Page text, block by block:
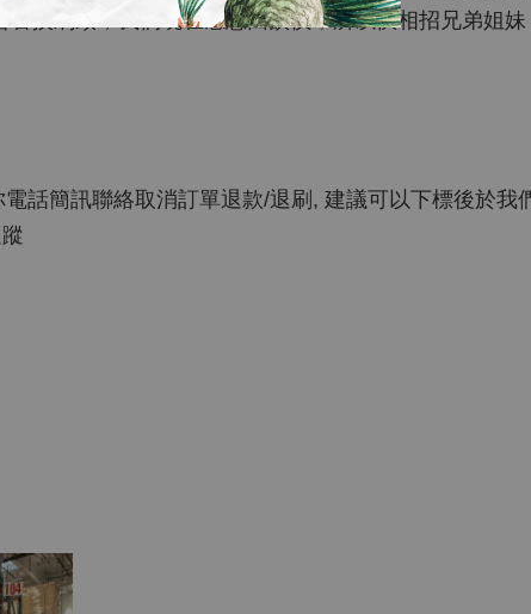
換刷頭，我們現在感恩回饋價，所以快相招兄弟姐
話簡訊聯絡取消訂單退款/退刷, 建議可以下標後於我